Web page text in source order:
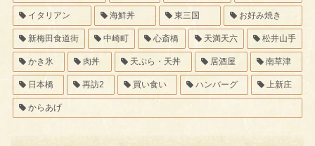
イタリアン 海鮮丼 東三国 お好み焼き
新梅田食道街 中崎町 心斎橋 天満天六 松井山手
かき氷 肉丼 天ぷら・天丼 居酒屋 南草津
日本橋 再訪2 買い食い ハンバーグ 上新庄
からあげ